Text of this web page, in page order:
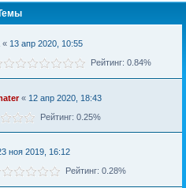
« 13 апр 2020, 10:55
Рейтинг: 0.84%
« 12 апр 2020, 18:43
Рейтинг: 0.25%
ноя 2019, 16:12
Рейтинг: 0.28%